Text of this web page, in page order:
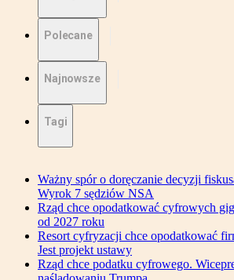
Polecane
Najnowsze
Tagi
Ważny spór o doręczanie decyzji
Wyrok 7 sędziów NSA
Rząd chce opodatkować cyfrowych
od 2027 roku
Resort cyfryzacji chce opodatkować
Jest projekt ustawy
Rząd chce podatku cyfrowego.